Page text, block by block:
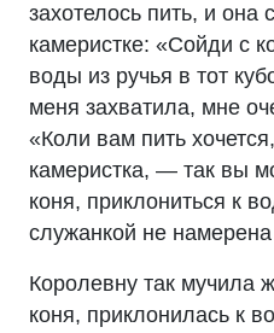
захотелось пить, и она
камеристке: «Сойди с
воды из ручья в тот
меня захватила, мне
«Коли вам пить
камеристка, — так вы
коня, приклониться к
служанкой не
Королевну так мучила
коня, приклонилась к